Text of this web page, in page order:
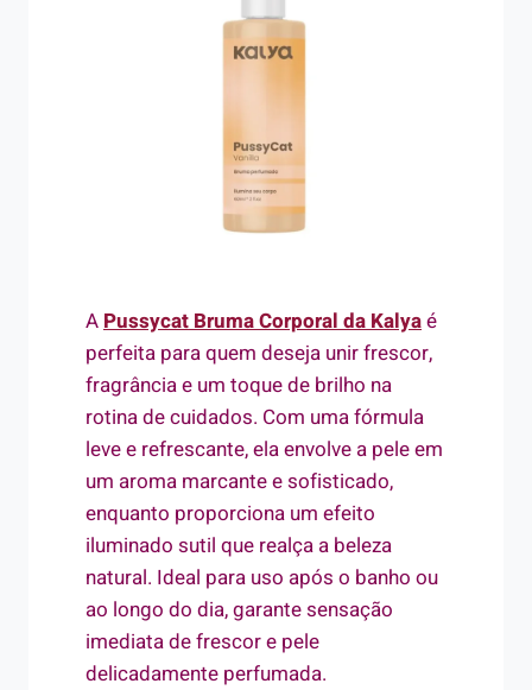
A Pussycat Bruma Corporal da Kalyaé
perfeita para quem deseja unir frescor,
fragrância e um toque de brilho na
rotina de cuidados. Com uma fórmula
leve e refrescante, ela envolve a pele em
um aroma marcante e sofisticado,
enquanto proporciona um efeito
iluminado sutil que realça a beleza
natural. Ideal para uso após o banho ou
ao longo do dia, garante sensação
imediata de frescor e pele
delicadamente perfumada.